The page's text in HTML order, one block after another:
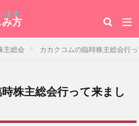
ます。
方
主総会 カカクコムの臨時株主総会行
株主総会行って来まし